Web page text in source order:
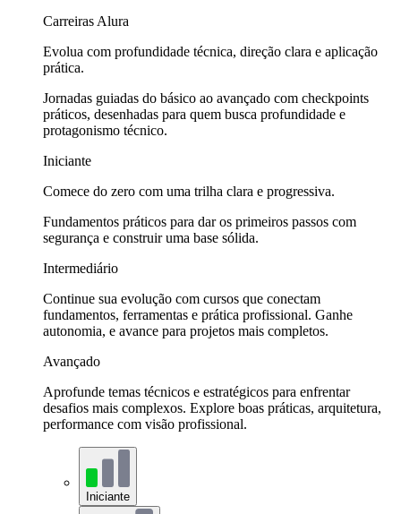
Carreiras Alura
Evolua com profundidade técnica, direção clara e aplicação
prática.
Jornadas guiadas do básico ao avançado com checkpoints
práticos, desenhadas para quem busca profundidade e
protagonismo técnico.
Iniciante
Comece do zero com uma trilha clara e progressiva.
Fundamentos práticos para dar os primeiros passos com
segurança e construir uma base sólida.
Intermediário
Continue sua evolução com cursos que conectam
fundamentos, ferramentas e prática profissional. Ganhe
autonomia, e avance para projetos mais completos.
Avançado
Aprofunde temas técnicos e estratégicos para enfrentar
desafios mais complexos. Explore boas práticas, arquitetura,
performance com visão profissional.
Iniciante